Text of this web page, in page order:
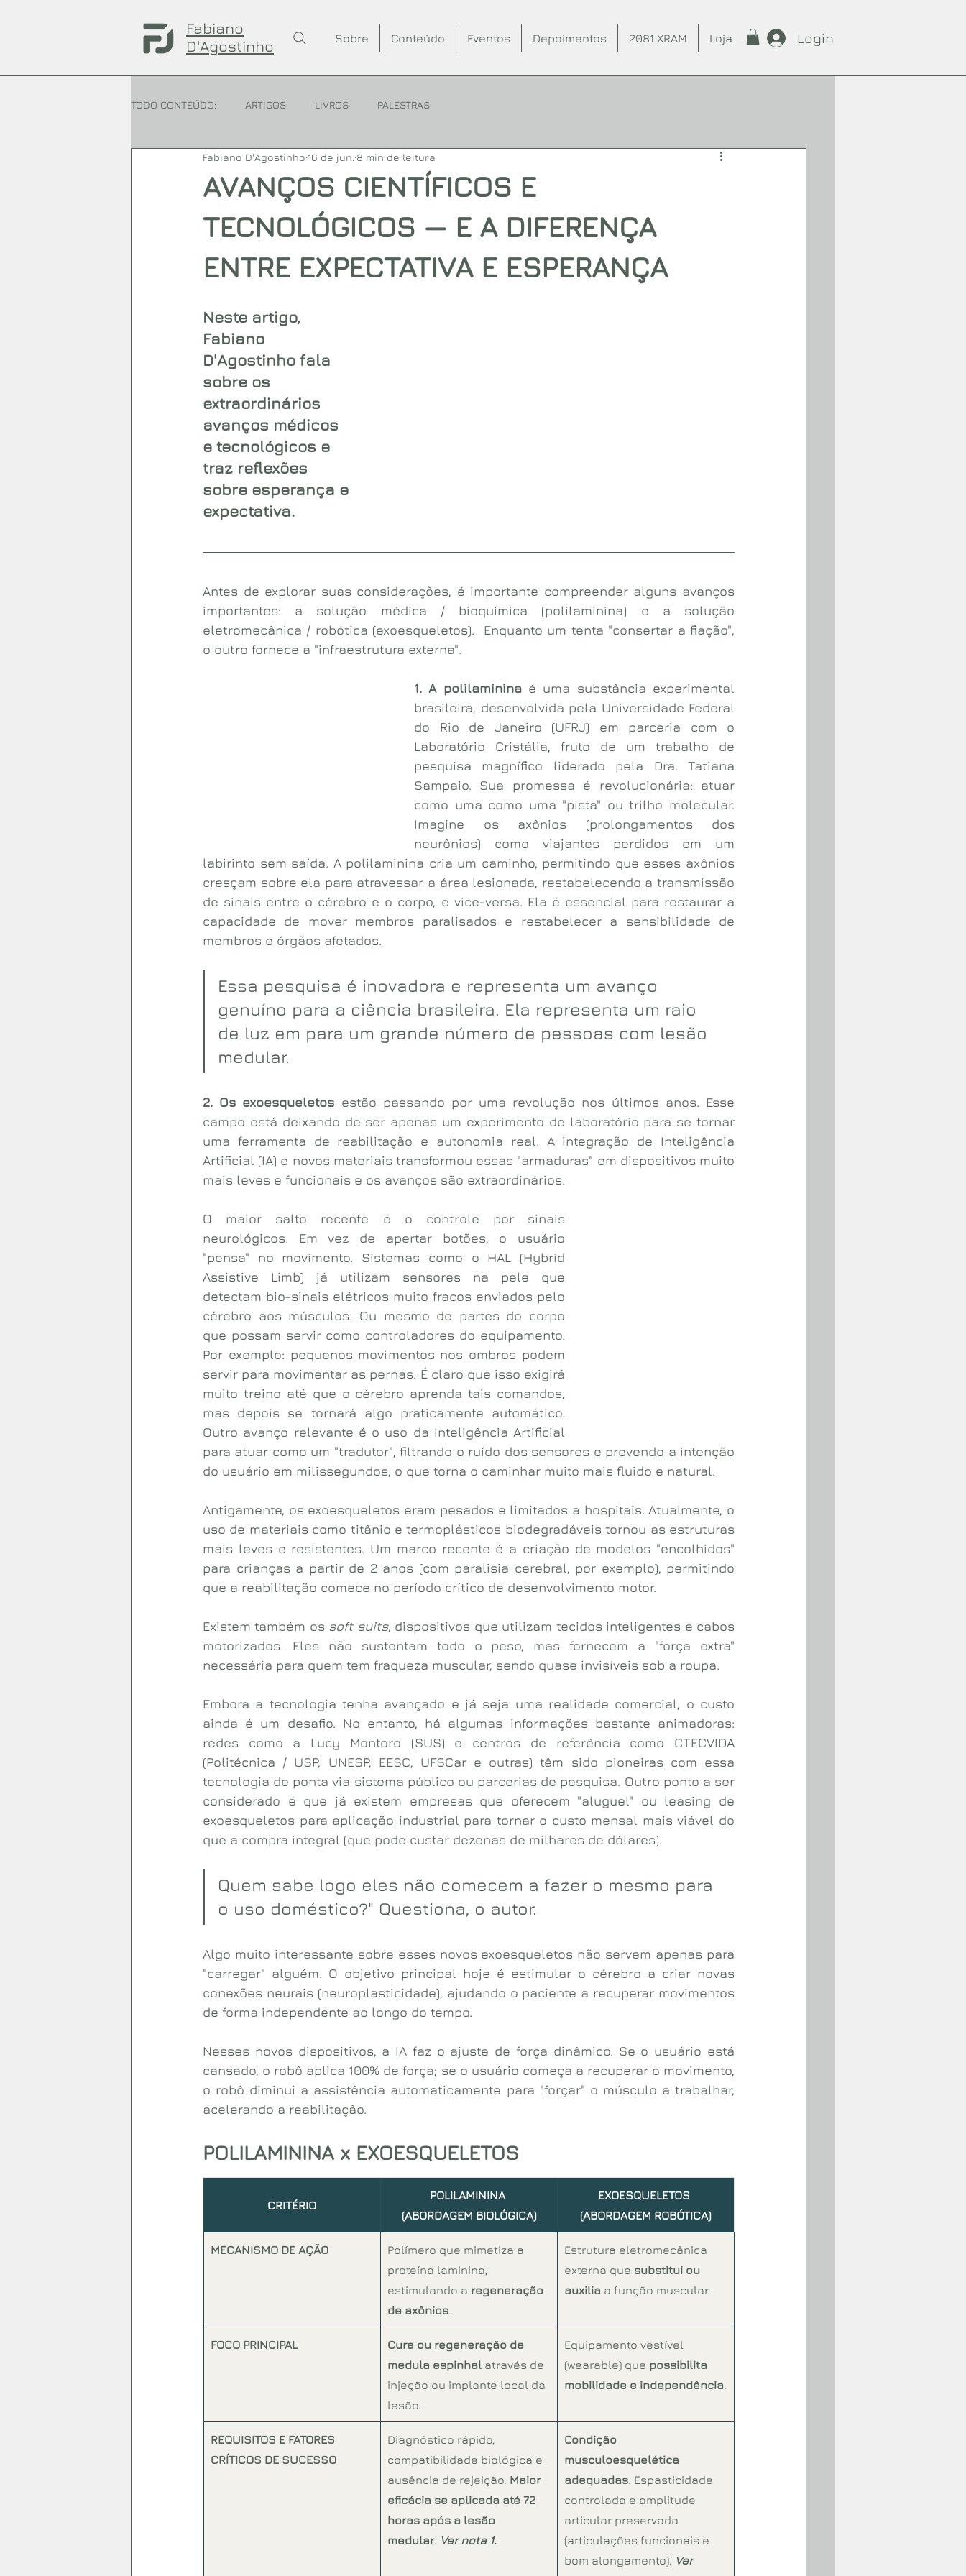
Fabiano
D'Agostinho
Sobre Conteúdo Eventos Depoimentos 2081 XRAM Loja Login
TODO CONTEÚDO: ARTIGOS LIVROS PALESTRAS
AVANÇOS CIENTÍFICOS E
TECNOLÓGICOS — E A DIFERENÇA
ENTRE EXPECTATIVA E ESPERANÇA
Fabiano D'Agostinho 16 de jun. 8 min de leitura
Neste artigo,
Fabiano
D'Agostinho fala
sobre os
extraordinários
avanços médicos
e tecnológicos e
traz reflexões
sobre esperança e
expectativa.
Antes de explorar suas considerações, é importante compreender alguns avanços
importantes: a solução médica / bioquímica (polilaminina) e a solução
eletromecânica / robótica (exoesqueletos).  Enquanto um tenta "consertar a fiação",
o outro fornece a "infraestrutura externa".
1. A polilaminina é uma substância experimental
brasileira, desenvolvida pela Universidade Federal
do Rio de Janeiro (UFRJ) em parceria com o
Laboratório Cristália, fruto de um trabalho de
pesquisa magnífico liderado pela Dra. Tatiana
Sampaio. Sua promessa é revolucionária: atuar
como uma como uma "pista" ou trilho molecular.
Imagine os axônios (prolongamentos dos
neurônios) como viajantes perdidos em um
labirinto sem saída. A polilaminina cria um caminho, permitindo que esses axônios
cresçam sobre ela para atravessar a área lesionada, restabelecendo a transmissão
de sinais entre o cérebro e o corpo, e vice-versa. Ela é essencial para restaurar a
capacidade de mover membros paralisados e restabelecer a sensibilidade de
membros e órgãos afetados.
Essa pesquisa é inovadora e representa um avanço
genuíno para a ciência brasileira. Ela representa um raio
de luz em para um grande número de pessoas com lesão
medular.
2. Os exoesqueletos estão passando por uma revolução nos últimos anos. Esse
campo está deixando de ser apenas um experimento de laboratório para se tornar
uma ferramenta de reabilitação e autonomia real. A integração de Inteligência
Artificial (IA) e novos materiais transformou essas "armaduras" em dispositivos muito
mais leves e funcionais e os avanços são extraordinários.
O maior salto recente é o controle por sinais
neurológicos. Em vez de apertar botões, o usuário
"pensa" no movimento. Sistemas como o HAL (Hybrid
Assistive Limb) já utilizam sensores na pele que
detectam bio-sinais elétricos muito fracos enviados pelo
cérebro aos músculos. Ou mesmo de partes do corpo
que possam servir como controladores do equipamento.
Por exemplo: pequenos movimentos nos ombros podem
servir para movimentar as pernas. É claro que isso exigirá
muito treino até que o cérebro aprenda tais comandos,
mas depois se tornará algo praticamente automático.
Outro avanço relevante é o uso da Inteligência Artificial
para atuar como um "tradutor", filtrando o ruído dos sensores e prevendo a intenção
do usuário em milissegundos, o que torna o caminhar muito mais fluido e natural.
Antigamente, os exoesqueletos eram pesados e limitados a hospitais. Atualmente, o
uso de materiais como titânio e termoplásticos biodegradáveis tornou as estruturas
mais leves e resistentes. Um marco recente é a criação de modelos "encolhidos"
para crianças a partir de 2 anos (com paralisia cerebral, por exemplo), permitindo
que a reabilitação comece no período crítico de desenvolvimento motor.
Existem também os soft suits, dispositivos que utilizam tecidos inteligentes e cabos
motorizados. Eles não sustentam todo o peso, mas fornecem a "força extra"
necessária para quem tem fraqueza muscular, sendo quase invisíveis sob a roupa.
Embora a tecnologia tenha avançado e já seja uma realidade comercial, o custo
ainda é um desafio. No entanto, há algumas informações bastante animadoras:
redes como a Lucy Montoro (SUS) e centros de referência como CTECVIDA
(Politécnica / USP, UNESP, EESC, UFSCar e outras) têm sido pioneiras com essa
tecnologia de ponta via sistema público ou parcerias de pesquisa. Outro ponto a ser
considerado é que já existem empresas que oferecem "aluguel" ou leasing de
exoesqueletos para aplicação industrial para tornar o custo mensal mais viável do
que a compra integral (que pode custar dezenas de milhares de dólares).
Quem sabe logo eles não comecem a fazer o mesmo para
o uso doméstico?" Questiona, o autor.
Algo muito interessante sobre esses novos exoesqueletos não servem apenas para
"carregar" alguém. O objetivo principal hoje é estimular o cérebro a criar novas
conexões neurais (neuroplasticidade), ajudando o paciente a recuperar movimentos
de forma independente ao longo do tempo.
Nesses novos dispositivos, a IA faz o ajuste de força dinâmico. Se o usuário está
cansado, o robô aplica 100% de força; se o usuário começa a recuperar o movimento,
o robô diminui a assistência automaticamente para "forçar" o músculo a trabalhar,
acelerando a reabilitação.
POLILAMININA x EXOESQUELETOS
CRITÉRIO
POLILAMININA
(ABORDAGEM BIOLÓGICA)
EXOESQUELETOS
(ABORDAGEM ROBÓTICA)
MECANISMO DE AÇÃO
Polímero que mimetiza a
proteína laminina,
estimulando a regeneração
de axônios.
Estrutura eletromecânica
externa que substitui ou
auxilia a função muscular.
FOCO PRINCIPAL
Cura ou regeneração da
medula espinhal através de
injeção ou implante local da
lesão.
Equipamento vestível
(wearable) que possibilita
mobilidade e independência.
REQUISITOS E FATORES
CRÍTICOS DE SUCESSO
Diagnóstico rápido,
compatibilidade biológica e
ausência de rejeição. Maior
eficácia se aplicada até 72
horas após a lesão
medular. Ver nota 1.
Condição
musculoesquelética
adequadas. Espasticidade
controlada e amplitude
articular preservada
(articulações funcionais e
bom alongamento). Ver